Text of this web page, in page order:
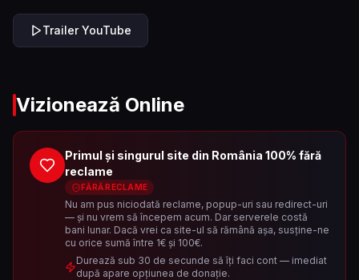
Trailer YouTube
Vizionează Online
Primul și singurul site din România 100% fără
reclame
FĂRĂ RECLAME
Nu am pus niciodată reclame, popup-uri sau redirect-uri
— și nu vrem să începem acum. Dar serverele costă
bani lunar. Dacă vrei ca site-ul să rămână așa, susține-ne
cu orice sumă între 1€ și 100€.
Durează sub 30 de secunde să îți faci cont — imediat
după apare opțiunea de donație.